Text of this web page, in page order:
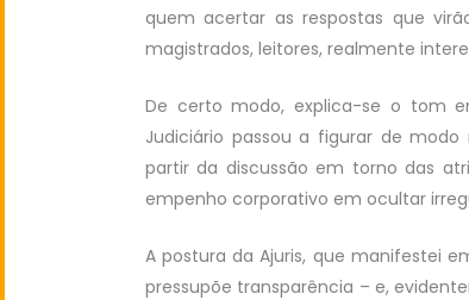
quem acertar as respostas que
magistrados, leitores, realmente
De certo modo, explica-se o tom
Judiciário passou a figurar de
partir da discussão em torno das
empenho corporativo em ocultar
A postura da Ajuris, que manifestei
pressupõe transparência – e,